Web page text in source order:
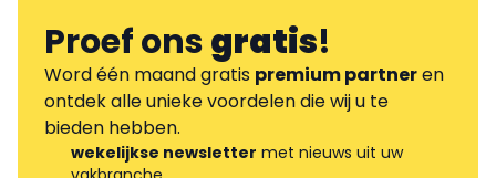
Proef onsgratis!
Word één maand gratis premium partneren
ontdek alle unieke voordelen die wij u te
bieden hebben.
wekelijkse newsletter met nieuws uit uw